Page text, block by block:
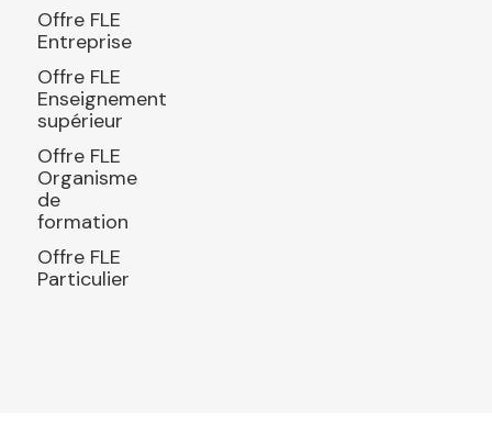
Offre FLE
Entreprise
Offre FLE
Enseignement
supérieur
Offre FLE
Organisme
de
formation
Offre FLE
Particulier